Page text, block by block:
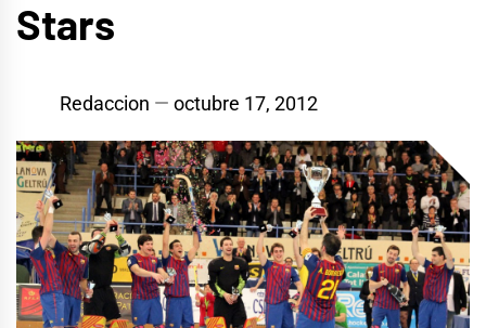
Stars
Redaccion octubre 17, 2012